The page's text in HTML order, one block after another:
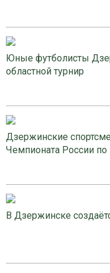
Юные футболисты
областной турнир
Дзержинские
Чемпионата России
В Дзержинске